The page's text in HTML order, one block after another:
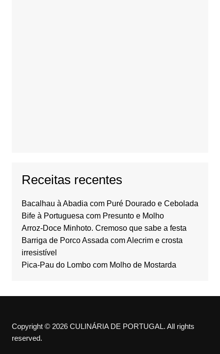
Receitas recentes
Bacalhau à Abadia com Puré Dourado e Cebolada
Bife à Portuguesa com Presunto e Molho
Arroz-Doce Minhoto. Cremoso que sabe a festa
Barriga de Porco Assada com Alecrim e crosta
irresistível
Pica-Pau do Lombo com Molho de Mostarda
Copyright © 2026 CULINÁRIA DE PORTUGAL. All rights
reserved.